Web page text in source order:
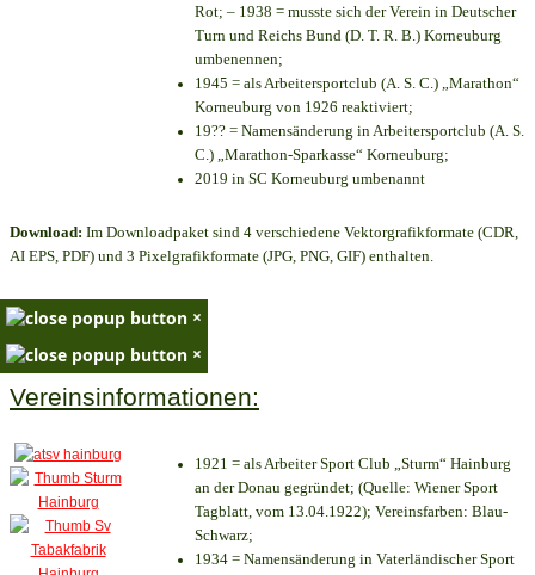
Rot; – 1938 = musste sich der Verein in Deutscher
Turn und Reichs Bund (D. T. R. B.) Korneuburg
umbenennen;
1945 = als Arbeitersportclub (A. S. C.) „Marathon“
Korneuburg von 1926 reaktiviert;
19?? = Namensänderung in Arbeitersportclub (A. S.
C.) „Marathon-Sparkasse“ Korneuburg;
2019 in SC Korneuburg umbenannt
Download: Im Downloadpaket sind 4 verschiedene Vektorgrafikformate (CDR,
AI EPS, PDF) und 3 Pixelgrafikformate (JPG, PNG, GIF) enthalten.
×
×
Vereinsinformationen:
1921 = als Arbeiter Sport Club „Sturm“ Hainburg
an der Donau gegründet; (Quelle: Wiener Sport
Tagblatt, vom 13.04.1922); Vereinsfarben: Blau-
Schwarz;
1934 = Namensänderung in Vaterländischer Sport